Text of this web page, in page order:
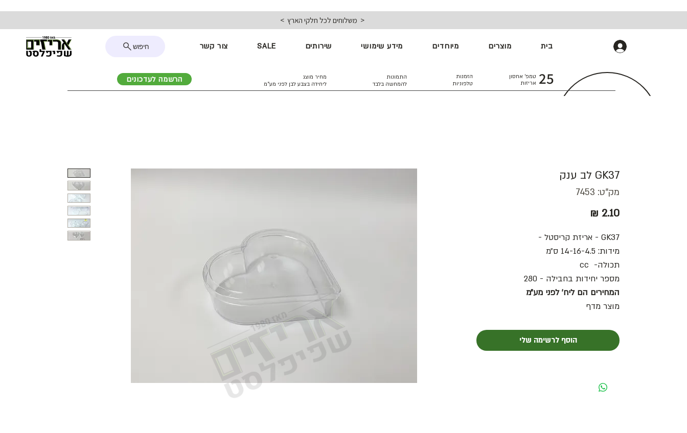
< משלוחים לכל חלקי הארץ >
חיפוש בית מוצרים מיוחדים מידע שימושי שירותים SALE צור קשר
הרשמה לעדכונים
מחיר מוצג
ליחידה בצבע לבן לפני מע״מ
התמונות
להמחשה בלבד
הזמנות
טלפוניות
25 טמפ׳ אחסון
אריזות
GK37 לב ענק
מק"ט: 7453
GK37 - אריזת קריסטל -
מידות: 14-16-4.5 ס״מ
תכולה- cc
מספר יחידות בחבילה - 280
המחירים הם ליח׳ לפני מע״מ
מוצר מדף
הוסף לרשימה שלי